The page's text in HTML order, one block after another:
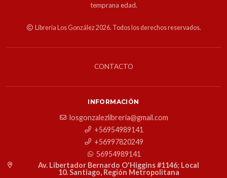
temprana edad.
Librería Los González 2026. Todos los derechos reservados.
CONTACTO
INFORMACIÓN
losgonzalezlibreria@gmail.com
+56954989141
+56997820249
56954989141
Av. Libertador Bernardo O'Higgins #1146; Local
10. Santiago, Región Metropolitana